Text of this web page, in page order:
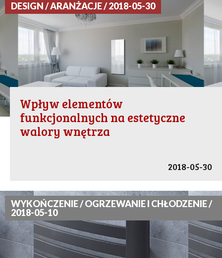
DESIGN / ARANŻACJE / 2018-05-30
Wpływ elementów
funkcjonalnych na estetyczne
walory wnętrza
2018-05-30
WYKOŃCZENIE / OGRZEWANIE I CHŁODZENIE /
2018-05-10